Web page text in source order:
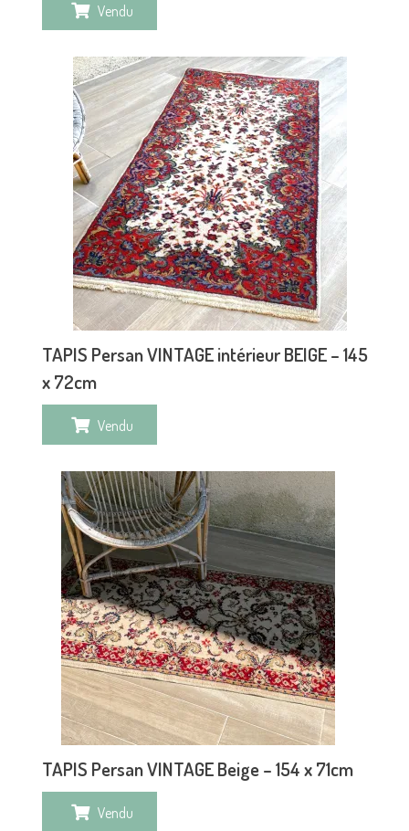
Vendu
TAPIS Persan VINTAGE intérieur BEIGE – 145
x 72cm
Vendu
TAPIS Persan VINTAGE Beige – 154 x 71cm
Vendu